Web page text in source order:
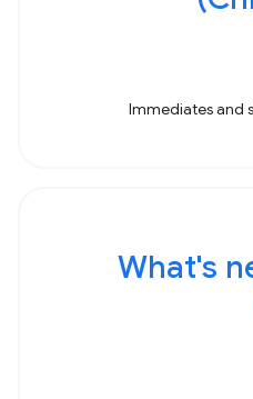
Immediates and
What's